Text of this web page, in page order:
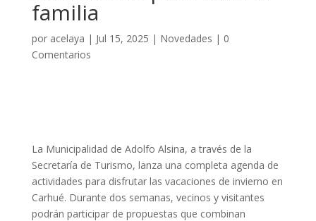
familia
por acelaya | Jul 15, 2025 | Novedades | 0
Comentarios
La Municipalidad de Adolfo Alsina, a través de la
Secretaría de Turismo, lanza una completa agenda de
actividades para disfrutar las vacaciones de invierno en
Carhué. Durante dos semanas, vecinos y visitantes
podrán participar de propuestas que combinan